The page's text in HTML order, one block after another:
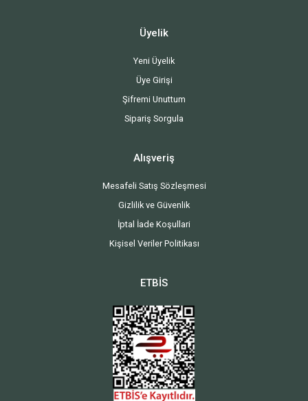
Üyelik
Yeni Üyelik
Üye Girişi
Şifremi Unuttum
Sipariş Sorgula
Alışveriş
Mesafeli Satış Sözleşmesi
Gizlilik ve Güvenlik
İptal İade Koşullari
Kişisel Veriler Politikası
ETBİS